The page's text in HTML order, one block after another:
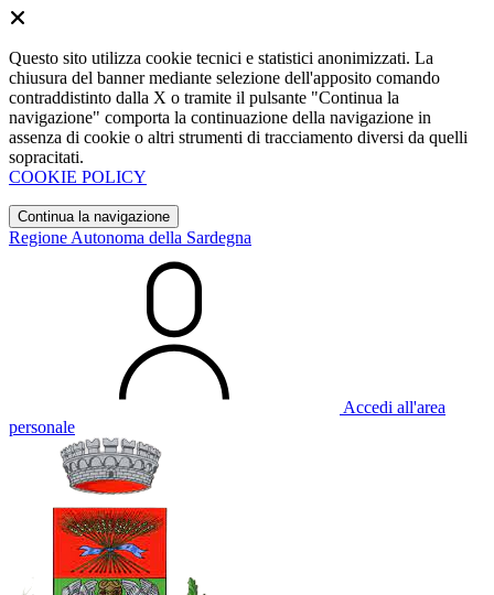
Questo sito utilizza cookie tecnici e statistici anonimizzati. La
chiusura del banner mediante selezione dell'apposito comando
contraddistinto dalla X o tramite il pulsante "Continua la
navigazione" comporta la continuazione della navigazione in
assenza di cookie o altri strumenti di tracciamento diversi da quelli
sopracitati.
COOKIE POLICY
Continua la navigazione
Regione Autonoma della Sardegna
Accedi all'area
personale